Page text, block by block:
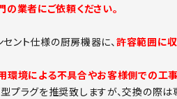
の業者にご依頼ください。
ント仕様の厨房機器に、許容範囲に
環境による不具合やお客様側での工
プラグを推奨致しますが、交換の際